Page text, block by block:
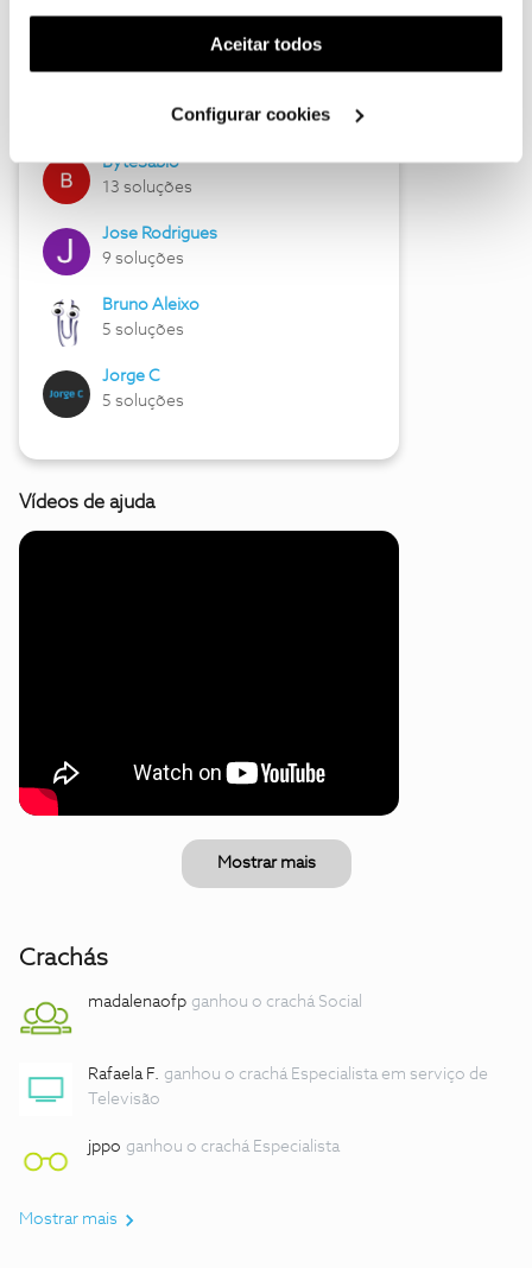
funcionalidade) e adaptar anúncios aos seus interesses
(cookies de publicidade personalizada). Pode gerir a
utilização dos cookies clicando em "Configurar
Aceitar todos
Configurar cookies
Hall of Fame de julho
17 soluções
ByteSábio
13 soluções
Jose Rodrigues
9 soluções
Bruno Aleixo
5 soluções
Jorge C
5 soluções
Vídeos de ajuda
Mostrar mais
Crachás
madalenaofp ganhou o crachá Social
Rafaela F. ganhou o crachá Especialista em serviço de
Televisão
jppo ganhou o crachá Especialista
Mostrar mais